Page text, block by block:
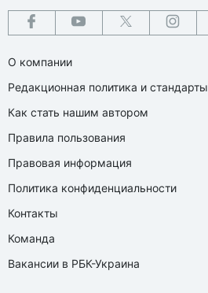
О компании
Редакционная политика и стандарты
Как стать нашим автором
Правила пользования
Правовая информация
Политика конфиденциальности
Контакты
Команда
Вакансии в РБК-Украина